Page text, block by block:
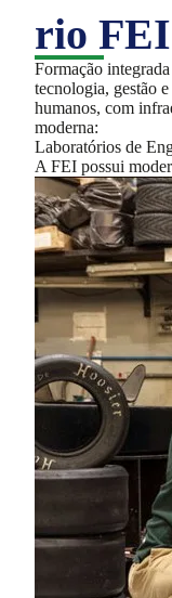
rio FEI
Formação
tecnologia, gestão
humanos, com
moderna:
Laboratórios de
A FEI possui